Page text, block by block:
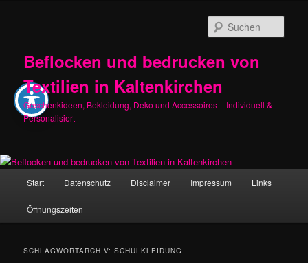
Beflocken und bedrucken von
Textilien in Kaltenkirchen
Geschenkideen, Bekleidung, Deko und Accessoires – Individuell &
Personalisiert
Start Datenschutz Disclaimer Impressum Links
Öffnungszeiten
SCHLAGWORTARCHIV:SCHULKLEIDUNG